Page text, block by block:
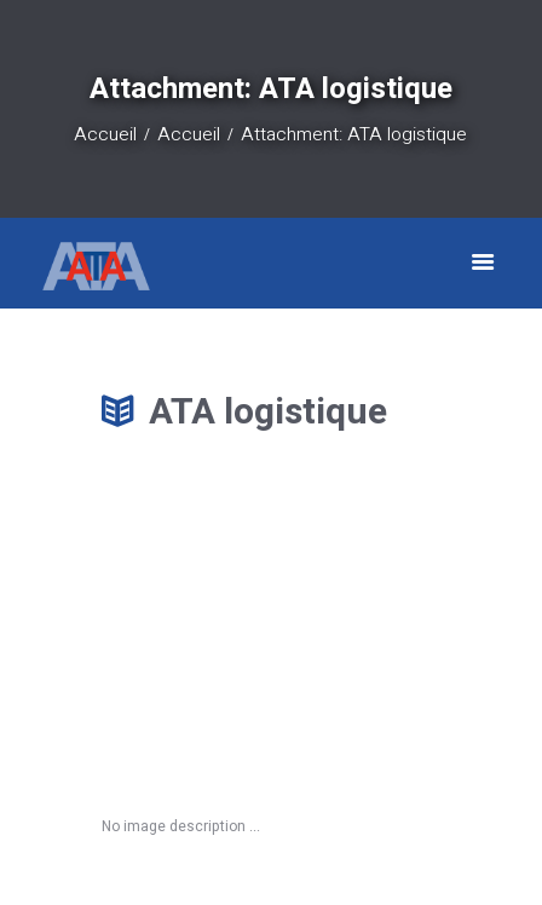
Attachment: ATA logistique
Accueil Accueil Attachment: ATA logistique
ATA logistique
No image description ...